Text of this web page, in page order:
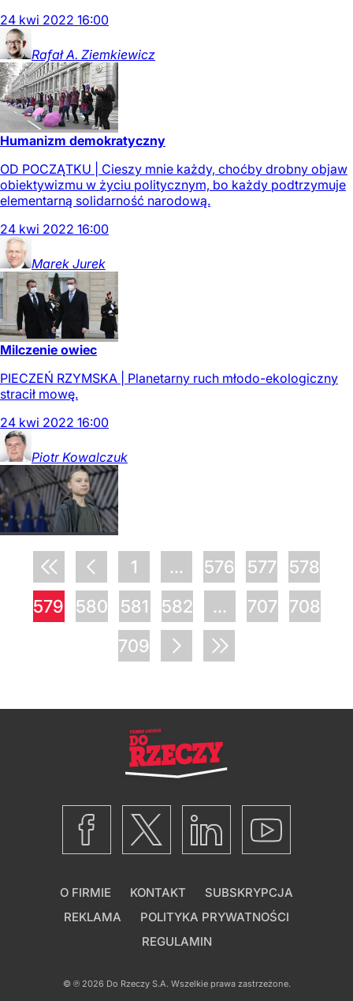
24 kwi 2022 16:00
Rafał A. Ziemkiewicz
Humanizm demokratyczny
OD POCZĄTKU | Cieszy mnie każdy, choćby drobny objaw
obiektywizmu w życiu politycznym, bo każdy podtrzymuje
elementarną solidarność narodową.
24 kwi 2022 16:00
Marek Jurek
Milczenie owiec
PIECZEŃ RZYMSKA | Planetarny ruch młodo-ekologiczny
stracił mowę.
24 kwi 2022 16:00
Piotr Kowalczuk
1 ... 576 577
578
579
580 581 582 ... 707
708
709
O FIRMIE KONTAKT
SUBSKRYPCJA
REKLAMA
POLITYKA PRYWATNOŚCI
REGULAMIN
© ℗ 2026 Do Rzeczy S.A.Wszelkie prawa zastrzeżone.